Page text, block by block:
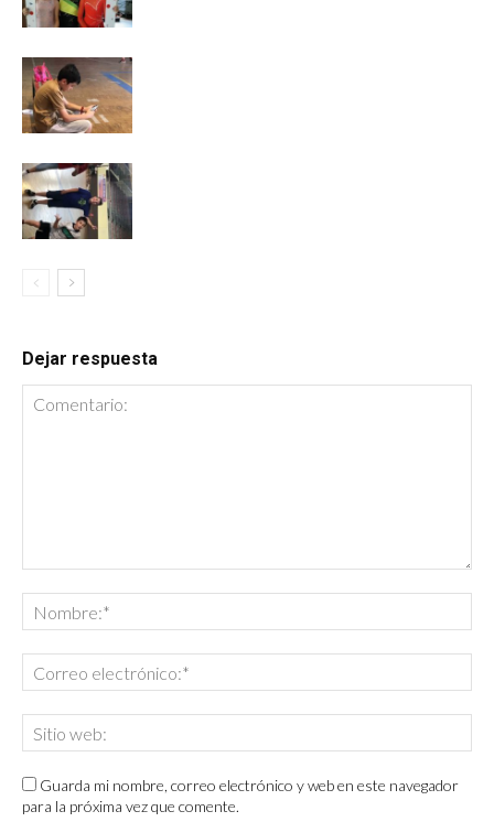
Dejar respuesta
Guarda mi nombre, correo electrónico y web en este navegador
para la próxima vez que comente.